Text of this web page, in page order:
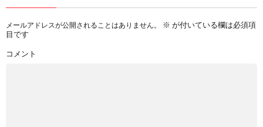
メールアドレスが公開されることはありません。 ※ が付いている欄は必須項
目です
コメント